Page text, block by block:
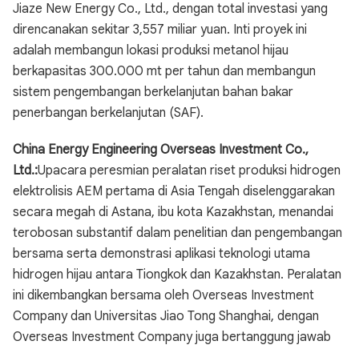
Jiaze New Energy Co., Ltd., dengan total investasi yang
direncanakan sekitar 3,557 miliar yuan. Inti proyek ini
adalah membangun lokasi produksi metanol hijau
berkapasitas 300.000 mt per tahun dan membangun
sistem pengembangan berkelanjutan bahan bakar
penerbangan berkelanjutan (SAF).
China Energy Engineering Overseas Investment Co.,
Ltd.:Upacara peresmian peralatan riset produksi hidrogen
elektrolisis AEM pertama di Asia Tengah diselenggarakan
secara megah di Astana, ibu kota Kazakhstan, menandai
terobosan substantif dalam penelitian dan pengembangan
bersama serta demonstrasi aplikasi teknologi utama
hidrogen hijau antara Tiongkok dan Kazakhstan. Peralatan
ini dikembangkan bersama oleh Overseas Investment
Company dan Universitas Jiao Tong Shanghai, dengan
Overseas Investment Company juga bertanggung jawab